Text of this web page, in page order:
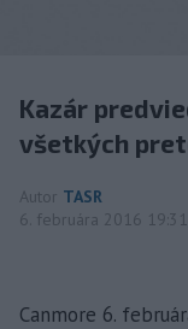
Kazár
všetkých
Autor TASR
6. februára 2016 19:31
Canmore 6.